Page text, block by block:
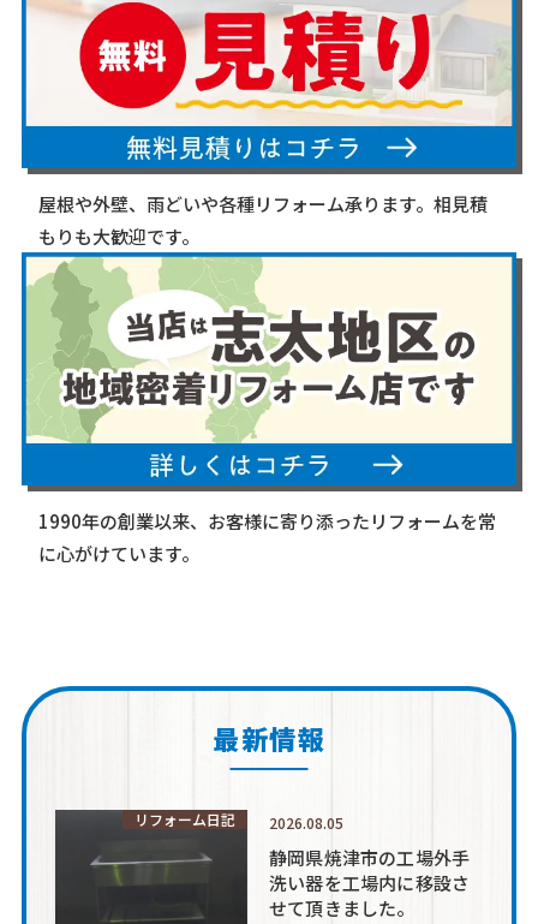
屋根や外壁、雨どいや各種リフォーム承ります。相見積
もりも大歓迎です。
1990年の創業以来、お客様に寄り添ったリフォームを常
に心がけています。
最新情報
リフォーム日記 2026.08.05
静岡県焼津市の工場外手
洗い器を工場内に移設さ
せて頂きました。